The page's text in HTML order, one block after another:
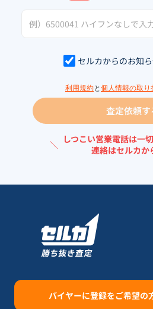
セルカからのお知
利用規約と 個人情報の取り
査定依頼す
＼ しつこい営業電話は一
連絡はセルカか
バイヤーに登録をご希望の